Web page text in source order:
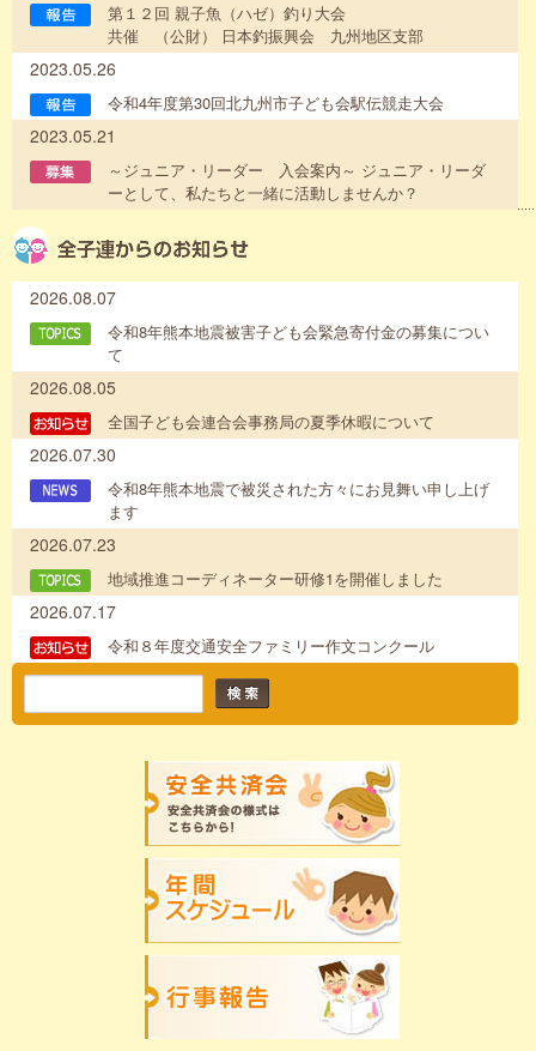
第１２回 親子魚（ハゼ）釣り大会
共催 （公財） 日本釣振興会 九州地区支部
2023.05.26
令和4年度第30回北九州市子ども会駅伝競走大会
2023.05.21
～ジュニア・リーダー 入会案内～ ジュニア・リーダ
ーとして、私たちと一緒に活動しませんか？
2026.08.07
令和8年熊本地震被害子ども会緊急寄付金の募集につい
て
2026.08.05
全国子ども会連合会事務局の夏季休暇について
2026.07.30
令和8年熊本地震で被災された方々にお見舞い申し上げ
ます
2026.07.23
地域推進コーディネーター研修1を開催しました
2026.07.17
令和８年度交通安全ファミリー作文コンクール